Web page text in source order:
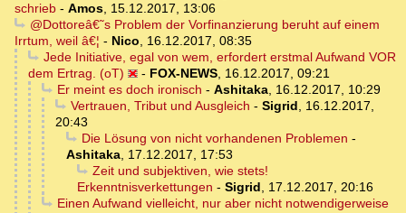
schrieb - Amos, 15.12.2017, 13:06
@Dottoreâ€˜s Problem der Vorfinanzierung beruht auf einem
Irrtum, weil â€¦ - Nico, 16.12.2017, 08:35
Jede Initiative, egal von wem, erfordert erstmal Aufwand VOR
dem Ertrag. (oT)
- FOX-NEWS, 16.12.2017, 09:21
Er meint es doch ironisch - Ashitaka, 16.12.2017, 10:29
Vertrauen, Tribut und Ausgleich - Sigrid, 16.12.2017,
20:43
Die Lösung von nicht vorhandenen Problemen -
Ashitaka, 17.12.2017, 17:53
Zeit und subjektiven, wie stets!
Erkenntnisverkettungen - Sigrid, 17.12.2017, 20:16
Einen Aufwand vielleicht, nur aber nicht notwendigerweise